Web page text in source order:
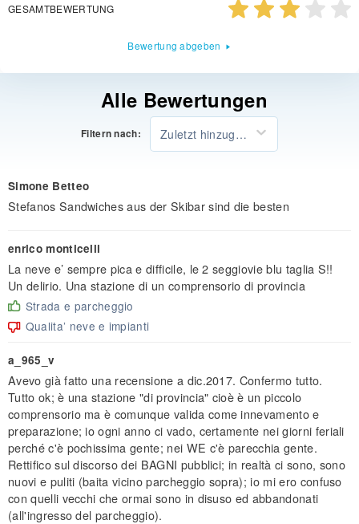
GESAMTBEWERTUNG
Bewertung abgeben
Alle Bewertungen
Filtern nach: Zuletzt hinzugefügt
Simone Betteo
Stefanos Sandwiches aus der Skibar sind die besten
enrico monticelli
La neve e’ sempre pica e difficile, le 2 seggiovie blu taglia S!!
Un delirio. Una stazione di un comprensorio di provincia
Strada e parcheggio
Qualita’ neve e impianti
a_965_v
Avevo già fatto una recensione a dic.2017. Confermo tutto.
Tutto ok; è una stazione "di provincia" cioè è un piccolo
comprensorio ma è comunque valida come innevamento e
preparazione; io ogni anno ci vado, certamente nei giorni feriali
perché c'è pochissima gente; nei WE c'è parecchia gente.
Rettifico sul discorso dei BAGNI pubblici; in realtà ci sono, sono
nuovi e puliti (baita vicino parcheggio sopra); io mi ero confuso
con quelli vecchi che ormai sono in disuso ed abbandonati
(all'ingresso del parcheggio).